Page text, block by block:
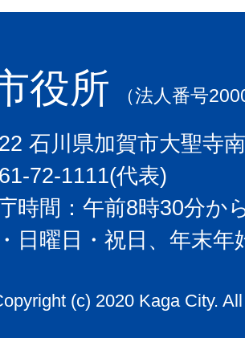
役所 （法人番号
石川県加賀市大聖寺
72-1111(代表)
時間：午前8時30分か
日曜日・祝日、年末
(c) 2020 Kaga City.